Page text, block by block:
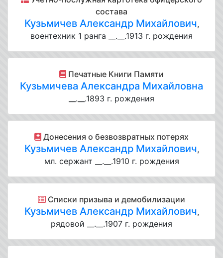
состава
Кузьмичев Александр Михайлович,
воентехник 1 ранга __.__.1913 г. рождения
Печатные Книги Памяти
Кузьмичева Александра Михайловна
__.__.1893 г. рождения
Донесения о безвозвратных потерях
Кузьмичев Александр Михайлович,
мл. сержант __.__.1910 г. рождения
Списки призыва и демобилизации
Кузьмичев Александр Михайлович,
рядовой __.__.1907 г. рождения